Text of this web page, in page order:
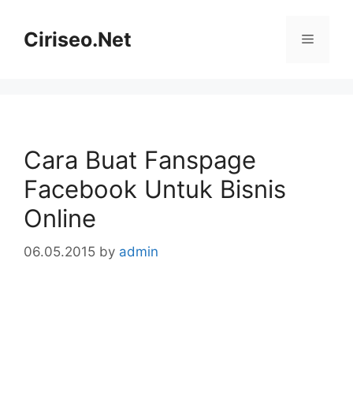
contentCiriseo.Net Menu
Cara Buat Fanspage
Facebook Untuk Bisnis
Online
06.05.2015 by admin